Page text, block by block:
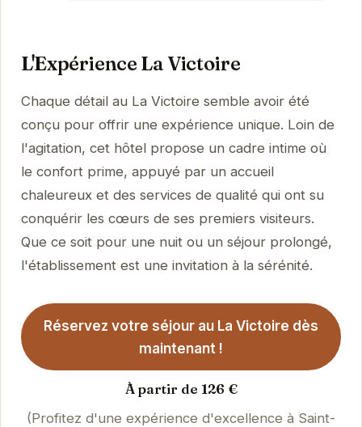
L'Expérience La Victoire
Chaque détail au La Victoire semble avoir été
conçu pour offrir une expérience unique. Loin de
l'agitation, cet hôtel propose un cadre intime où
le confort prime, appuyé par un accueil
chaleureux et des services de qualité qui ont su
conquérir les cœurs de ses premiers visiteurs.
Que ce soit pour une nuit ou un séjour prolongé,
l'établissement est une invitation à la sérénité.
Réservez votre séjour au La Victoire dès
maintenant !
À partir de 126 €
(Profitez d'une expérience d'excellence à Saint-